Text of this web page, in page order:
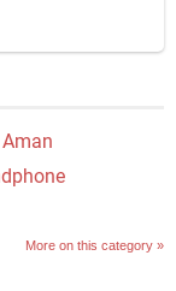
More on this category »